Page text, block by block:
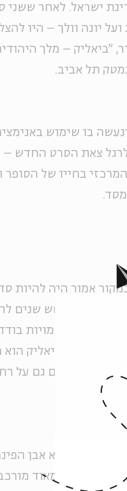
ישראל. לאחר ששני
יונה וולך – היו
"ביאליק – מלך
בו שימוש
לרגל צאת הסרט החדש –
בחייו של הסופר
לי חמש-שש שנים
סרטים על דמויות
והסרט על ביאליק
יהיו סרטים גם על
הראשון, הוא אבן
בגלל זה, מאוד